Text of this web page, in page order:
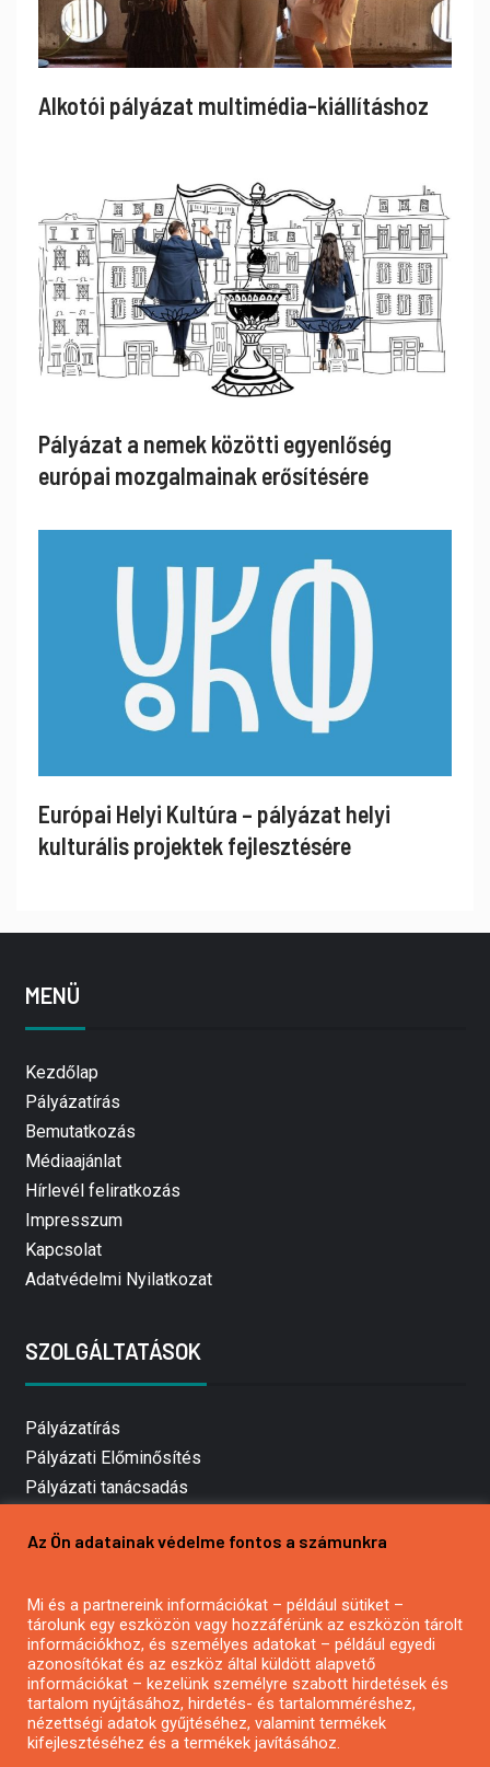
Alkotói pályázat multimédia-kiállításhoz
Pályázat a nemek közötti egyenlőség
európai mozgalmainak erősítésére
Európai Helyi Kultúra – pályázat helyi
kulturális projektek fejlesztésére
MENÜ
Kezdőlap
Pályázatírás
Bemutatkozás
Médiaajánlat
Hírlevél feliratkozás
Impresszum
Kapcsolat
Adatvédelmi Nyilatkozat
SZOLGÁLTATÁSOK
Pályázatírás
Pályázati Előminősítés
Pályázati tanácsadás
Mezőgazdasági pályázatírás
Pályázatírás civil szervezeteknek
Pályázatírás önkormányzatoknak
Pályázatfigyelés
Specifikus pályázatfigyelés vagy hírlevél
Az Ön adatainak védelme fontos a számunkra
Mi és a partnereink információkat – például sütiket –
tárolunk egy eszközön vagy hozzáférünk az eszközön tárolt
információkhoz, és személyes adatokat – például egyedi
azonosítókat és az eszköz által küldött alapvető
információkat – kezelünk személyre szabott hirdetések és
tartalom nyújtásához, hirdetés- és tartalomméréshez,
nézettségi adatok gyűjtéséhez, valamint termékek
kifejlesztéséhez és a termékek javításához.